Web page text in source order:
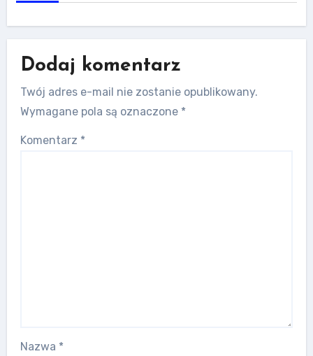
Dodaj komentarz
Twój adres e-mail nie zostanie opublikowany.
Wymagane pola są oznaczone *
Komentarz *
Nazwa *